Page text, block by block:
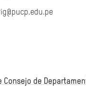
Consejo de